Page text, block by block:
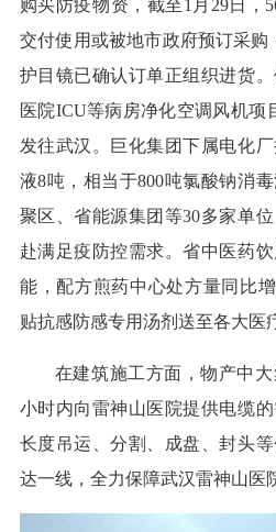
购买防疫物资，截至1月29日，
交付使用或被地市政府预订采购
护目镜已确认订单正组织进货
医院ICU等病房净化空调风机项
发往武汉。巨化集团下属电化
液8吨，相当于800吨氯酸钠消
聚区、省能源集团等30多家单
赴满足疫防控需求。省中医药
能，配方煎药中心处方量同比
贴抗感防感专用汤剂送至各大医
在建筑施工方面，物产中
小时内向雷神山医院提供电缆
长度吊运、分割、成盘、封头
达一线，全力保障武汉雷神山医